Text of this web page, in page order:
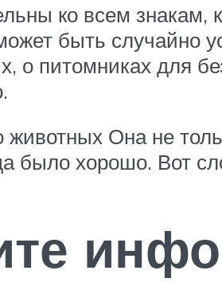
ко всем знакам,
быть случайно
о питомниках для
Она не
было хорошо. Вот